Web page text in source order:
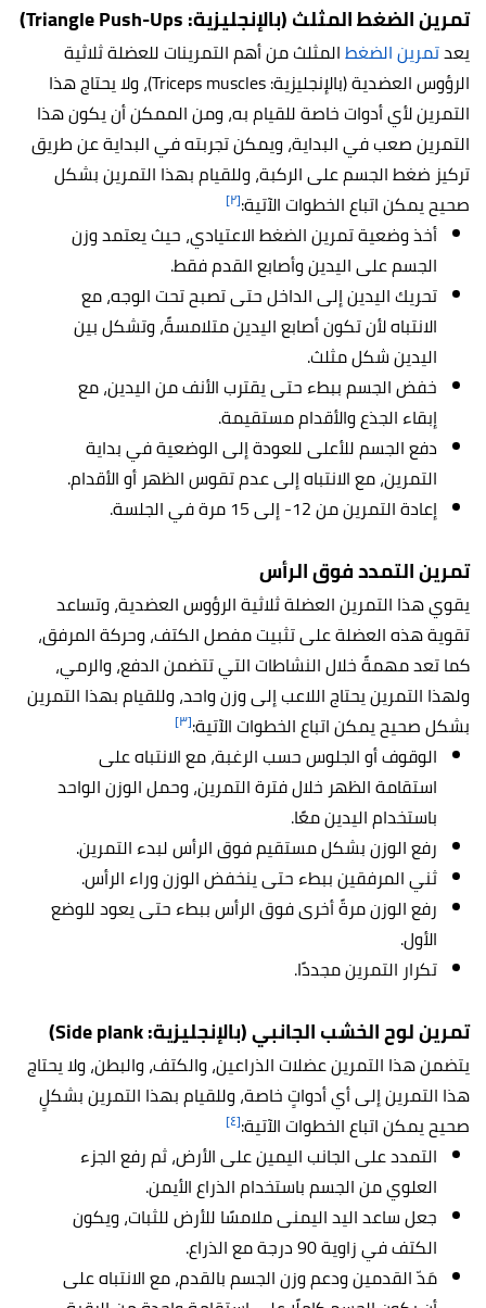
تمرين الضغط المثلث (بالإنجليزية: Triangle Push-Ups)
يعدتمرين الضغطالمثلث من أهم التمرينات للعضلة ثلاثية
الرؤوس العضدية (بالإنجليزية: Triceps muscles)، ولا يحتاج هذا
التمرين لأي أدوات خاصة للقيام به، ومن الممكن أن يكون هذا
التمرين صعب في البداية، ويمكن تجربته في البداية عن طريق
تركيز ضغط الجسم على الركبة، وللقيام بهذا التمرين بشكل
صحيح يمكن اتباع الخطوات الآتية:[٢]
أخذ وضعية تمرين الضغط الاعتيادي، حيث يعتمد وزن
الجسم على اليدين وأصابع القدم فقط.
تحريك اليدين إلى الداخل حتى تصبح تحت الوجه، مع
الانتباه لأن تكون أصابع اليدين متلامسةً، وتشكل بين
اليدين شكل مثلث.
خفض الجسم ببطء حتى يقترب الأنف من اليدين، مع
إبقاء الجذع والأقدام مستقيمة.
دفع الجسم للأعلى للعودة إلى الوضعية في بداية
التمرين، مع الانتباه إلى عدم تقوس الظهر أو الأقدام.
إعادة التمرين من 12- إلى 15 مرة في الجلسة.
تمرين التمدد فوق الرأس
يقوي هذا التمرين العضلة ثلاثية الرؤوس العضدية، وتساعد
تقوية هذه العضلة على تثبيت مفصل الكتف، وحركة المرفق،
كما تعد مهمةً خلال النشاطات التي تتضمن الدفع، والرمي،
ولهذا التمرين يحتاج اللاعب إلى وزن واحد، وللقيام بهذا التمرين
بشكل صحيح يمكن اتباع الخطوات الآتية:[٣]
الوقوف أو الجلوس حسب الرغبة، مع الانتباه على
استقامة الظهر خلال فترة التمرين، وحمل الوزن الواحد
باستخدام اليدين معًا.
رفع الوزن بشكل مستقيم فوق الرأس لبدء التمرين.
ثني المرفقين ببطء حتى ينخفض الوزن وراء الرأس.
رفع الوزن مرةً أخرى فوق الرأس ببطء حتى يعود للوضع
الأول.
تكرار التمرين مجددًا.
تمرين لوح الخشب الجانبي (بالإنجليزية: Side plank)
يتضمن هذا التمرين عضلات الذراعين، والكتف، والبطن، ولا يحتاج
هذا التمرين إلى أي أدواتٍ خاصة، وللقيام بهذا التمرين بشكلٍ
صحيح يمكن اتباع الخطوات الآتية:[٤]
التمدد على الجانب اليمين على الأرض، ثم رفع الجزء
العلوي من الجسم باستخدام الذراع الأيمن.
جعل ساعد اليد اليمنى ملامسًا للأرض للثبات، ويكون
الكتف في زاوية 90 درجة مع الذراع.
مَدّ القدمين ودعم وزن الجسم بالقدم، مع الانتباه على